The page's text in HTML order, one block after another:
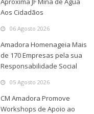
Aos Cidadãos
06 Agosto 2026
Amadora Homenageia Mais
de 170 Empresas pela sua
Responsabilidade Social
05 Agosto 2026
CM Amadora Promove
Workshops de Apoio ao